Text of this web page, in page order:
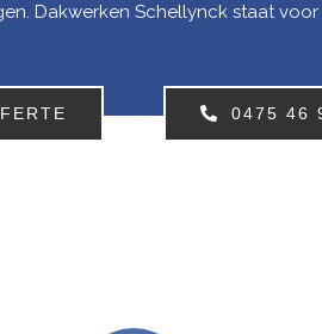
Dakwerken Schellynck staat voor
0475 46